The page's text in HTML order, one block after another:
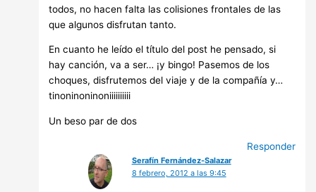
todos, no hacen falta las colisiones frontales de las
que algunos disfrutan tanto.
En cuanto he leído el título del post he pensado, si
hay canción, va a ser… ¡y bingo! Pasemos de los
choques, disfrutemos del viaje y de la compañía y…
tinoninoninoniiiiiiiiii
Un beso par de dos
Responder
Serafín Fernández-Salazar
8 febrero, 2012 a las 9:45